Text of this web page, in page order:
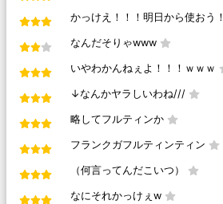
かっけえ！！！明日から使おう！
なんだそりゃwww
いやわかんねぇよ！！！ｗｗｗ
↓なんかヤラしいわね///
略してフルティンか
フランクガフルティンティン
（何言ってんだこいつ）
なにそれかっけぇw